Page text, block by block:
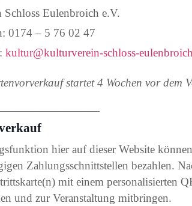
Eulenbroich e.V.
0174 – 5 76 02 47
kultur@kulturverein-schloss-
startet 4 Wochen vor dem
hier auf dieser Website
Zahlungsschnittstellen bezahlen.
mit einem personalisierten
und zur Veranstaltung mitbringen.